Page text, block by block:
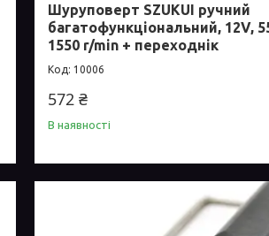
Шуруповерт SZUKUI ручний
багатофункціональний, 12V,
1550 r/min + переходнік
10006
572 ₴
В наявності